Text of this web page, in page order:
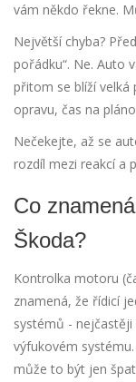
vám někdo řekne.
Největší chyba?
pořádku“. Ne. Auto
přitom se blíží velká
opravu, čas na
Nečekejte, až se
rozdíl mezi reakcí a
Co
Škoda?
Kontrolka motoru
znamená, že řídicí
systémů -
výfukovém
může to být jen